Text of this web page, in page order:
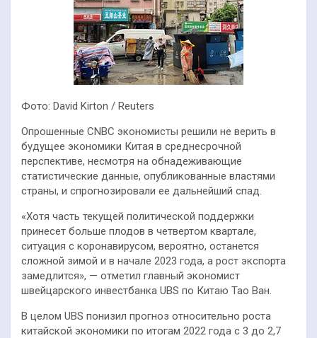
Фото: David Kirton / Reuters
Опрошенные CNBC экономисты решили не верить в
будущее экономики Китая в среднесрочной
перспективе, несмотря на обнадеживающие
статистические данные, опубликованные властями
страны, и спрогнозировали ее дальнейший спад.
«Хотя часть текущей политической поддержки
принесет больше плодов в четвертом квартале,
ситуация с коронавирусом, вероятно, останется
сложной зимой и в начале 2023 года, а рост экспорта
замедлится», — отметил главный экономист
швейцарского инвестбанка UBS по Китаю Тао Ван.
В целом UBS понизил прогноз относительно роста
китайской экономики по итогам 2022 года с 3 до 2,7